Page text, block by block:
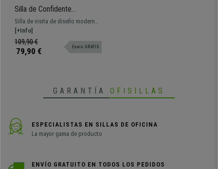
Silla de Confidente
DAITONA, Diseño Moderno,
Patas Metálicas, en Tela
color Marrón
Silla de visita de diseño moderno
y sofisticado, gran comodidad
gracias a su denso acolchado en
respaldo y asiento.
[+Info]
109,90 €
79,90 € Envio GRATIS
GARANTÍA OFISILLAS
ESPECIALISTAS EN SILLAS DE OFICINA
La mayor gama de producto
ENVÍO GRATUITO EN TODOS LOS PEDIDOS